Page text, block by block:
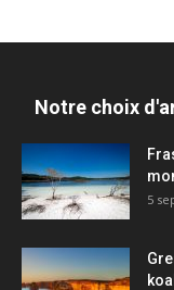
Notre choix
5